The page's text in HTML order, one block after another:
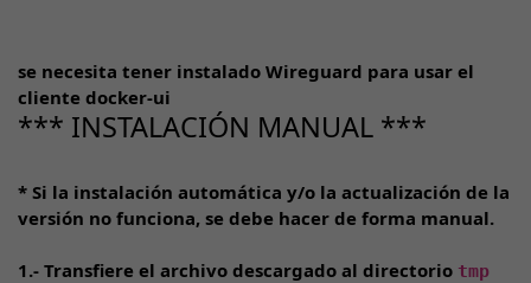
se necesita tener instalado Wireguard para usar el
cliente docker-ui
*** INSTALACIÓN MANUAL ***
* Si la instalación automática y/o la actualización de la
versión no funciona, se debe hacer de forma manual.
1.- Transfiere el archivo descargado al directorio tmp